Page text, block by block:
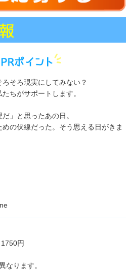
そろ現実にしてみない？
ちがサポートします。
」と思ったあの日。
の伏線だった。そう思える日がきま
円
なります。